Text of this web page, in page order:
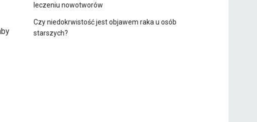
leczeniu nowotworów
Czy niedokrwistość jest objawem raka u osób
starszych?